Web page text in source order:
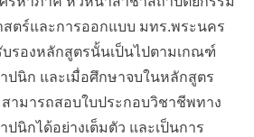
ตร์และการออกแบบ มทร.พระนคร
บรองหลักสูตรนั้นเป็นไปตามเกณฑ์
ปนิก และเมื่อศึกษาจบในหลักสูตร
ามารถสอบใบประกอบวิชาชีพทาง
ปนิกได้อย่างเต็มตัว และเป็นการ